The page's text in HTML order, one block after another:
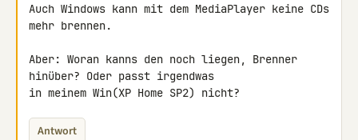
Auch Windows kann mit dem MediaPlayer keine CDs
mehr brennen.
Aber: Woran kanns den noch liegen, Brenner
hinüber? Oder passt irgendwas
in meinem Win(XP Home SP2) nicht?
Antwort